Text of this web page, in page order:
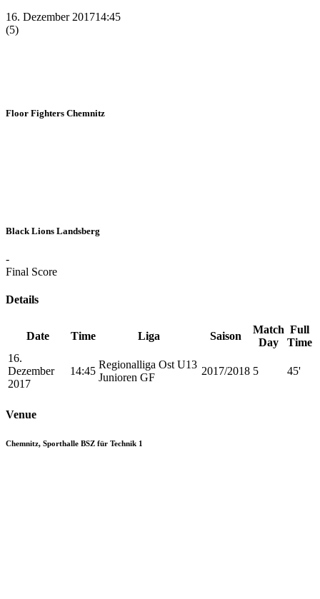
16. Dezember 201714:45
(5)
Floor Fighters Chemnitz
Black Lions Landsberg
-
Final Score
Details
Date Time Liga Saison
Match
Day
Full
Time
16.
Dezember
2017
14:45
Regionalliga Ost U13
Junioren GF
2017/2018 5 45'
Venue
Chemnitz, Sporthalle BSZ für Technik 1